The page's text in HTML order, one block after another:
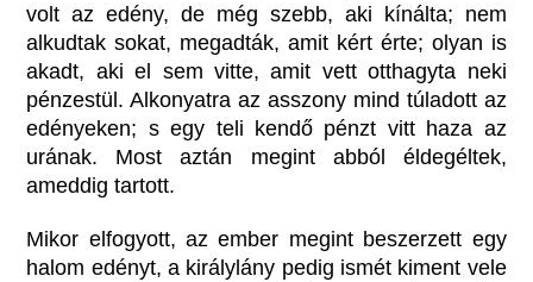
volt az edény, de még szebb, aki kínálta; nem
alkudtak sokat, megadták, amit kért érte; olyan is
akadt, aki el sem vitte, amit vett otthagyta neki
pénzestül. Alkonyatra az asszony mind túladott az
edényeken; s egy teli kendő pénzt vitt haza az
urának. Most aztán megint abból éldegéltek,
ameddig tartott.
Mikor elfogyott, az ember megint beszerzett egy
halom edényt, a királylány pedig ismét kiment vele